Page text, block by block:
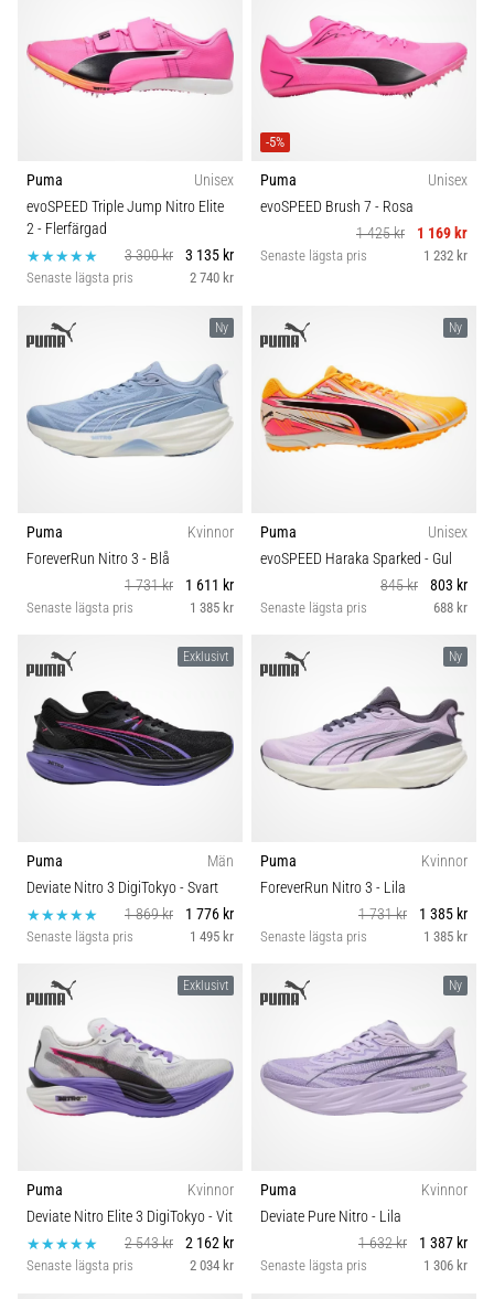
Puma
Unisex
evoSPEED Triple Jump Nitro Elite
2- Flerfärgad
3 300 kr
3 135 kr
Senaste lägsta pris 2 740 kr
-5%
Puma
Unisex
evoSPEED Brush 7 - Rosa
1 425 kr
1 169 kr
Senaste lägsta pris 1 232 kr
Ny
Puma
Kvinnor
ForeverRun Nitro 3 - Blå
1 731 kr
1 611 kr
Senaste lägsta pris 1 385 kr
Ny
Puma
Unisex
evoSPEED Haraka Sparked - Gul
845 kr
803 kr
Senaste lägsta pris 688 kr
Exklusivt
Puma
Män
Deviate Nitro 3 DigiTokyo- Svart
1 869 kr
1 776 kr
Senaste lägsta pris 1 495 kr
Ny
Puma
Kvinnor
ForeverRun Nitro 3 - Lila
1 731 kr
1 385 kr
Senaste lägsta pris 1 385 kr
Exklusivt
Puma
Kvinnor
Deviate Nitro Elite 3 DigiTokyo- Vit
2 543 kr
2 162 kr
Senaste lägsta pris 2 034 kr
Ny
Puma
Kvinnor
Deviate Pure Nitro- Lila
1 632 kr
1 387 kr
Senaste lägsta pris 1 306 kr